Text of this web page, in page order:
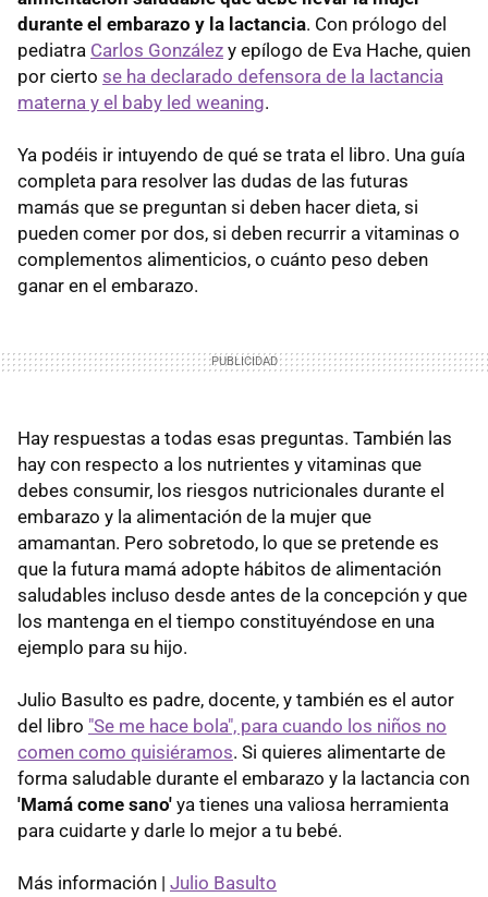
durante el embarazo y la lactancia. Con prólogo del
pediatra Carlos González y epílogo de Eva Hache, quien
por cierto se ha declarado defensora de la lactancia
materna y el baby led weaning.
Ya podéis ir intuyendo de qué se trata el libro. Una guía
completa para resolver las dudas de las futuras
mamás que se preguntan si deben hacer dieta, si
pueden comer por dos, si deben recurrir a vitaminas o
complementos alimenticios, o cuánto peso deben
ganar en el embarazo.
Hay respuestas a todas esas preguntas. También las
hay con respecto a los nutrientes y vitaminas que
debes consumir, los riesgos nutricionales durante el
embarazo y la alimentación de la mujer que
amamantan. Pero sobretodo, lo que se pretende es
que la futura mamá adopte hábitos de alimentación
saludables incluso desde antes de la concepción y que
los mantenga en el tiempo constituyéndose en una
ejemplo para su hijo.
Julio Basulto es padre, docente, y también es el autor
del libro "Se me hace bola", para cuando los niños no
comen como quisiéramos. Si quieres alimentarte de
forma saludable durante el embarazo y la lactancia con
'Mamá come sano' ya tienes una valiosa herramienta
para cuidarte y darle lo mejor a tu bebé.
Más información | Julio Basulto